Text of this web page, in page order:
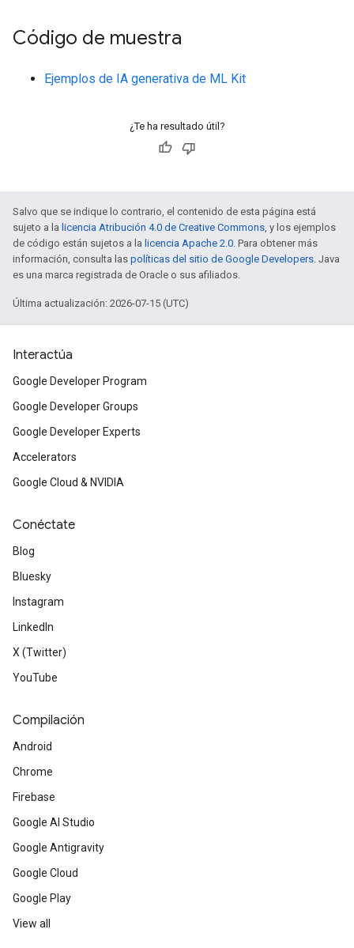
Código de muestra
Ejemplos de IA generativa de ML Kit
¿Te ha resultado útil?
Salvo que se indique lo contrario, el contenido de esta página está
sujeto a la licencia Atribución 4.0 de Creative Commons, y los ejemplos
de código están sujetos a la licencia Apache 2.0. Para obtener más
información, consulta las políticas del sitio de Google Developers. Java
es una marca registrada de Oracle o sus afiliados.
Última actualización: 2026-07-15 (UTC)
Interactúa
Google Developer Program
Google Developer Groups
Google Developer Experts
Accelerators
Google Cloud & NVIDIA
Conéctate
Blog
Bluesky
Instagram
LinkedIn
X (Twitter)
YouTube
Compilación
Android
Chrome
Firebase
Google AI Studio
Google Antigravity
Google Cloud
Google Play
View all